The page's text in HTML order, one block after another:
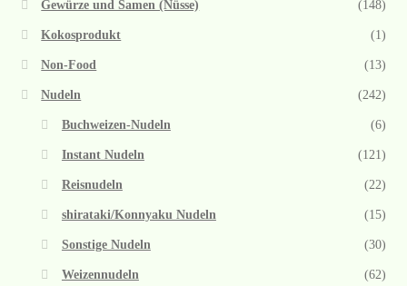
Gewürze und Samen (Nüsse) (148)
Kokosprodukt (1)
Non-Food (13)
Nudeln (242)
Buchweizen-Nudeln (6)
Instant Nudeln (121)
Reisnudeln (22)
shirataki/Konnyaku Nudeln (15)
Sonstige Nudeln (30)
Weizennudeln (62)